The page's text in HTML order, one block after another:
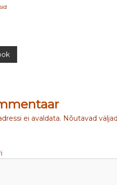
ei avaldata. Nõutavad